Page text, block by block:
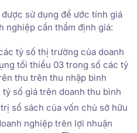
sử dụng để ước tính giá
nghiệp cần thẩm định giá:
tỷ số thị trường của doanh
tối thiểu 03 trong số các tỷ
thu trên thu nhập bình
tỷ số giá trên doanh thu bình
sổ sách của vốn chủ sở hữu
nghiệp trên lợi nhuận